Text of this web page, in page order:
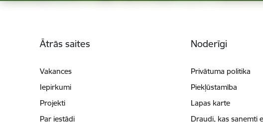
Ātrās saites
Vakances
Iepirkumi
Projekti
Par iestādi
Noderīgi
Privātuma politika
Piekļūstamība
Lapas karte
Draudi, kas saņemti